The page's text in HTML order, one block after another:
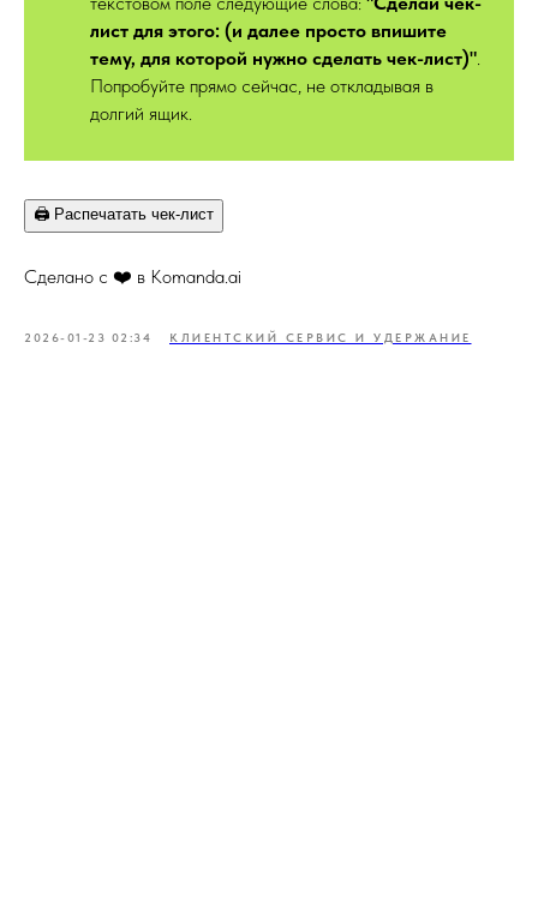
лист для этого: (и далее просто впишите
тему, для которой нужно сделать чек-лист)".
Попробуйте прямо сейчас, не откладывая в
долгий ящик.
🖨️ Распечатать чек-лист
Сделано с ❤️ в Komanda.ai
2026-01-23 02:34 КЛИЕНТСКИЙ СЕРВИС И УДЕРЖАНИЕ